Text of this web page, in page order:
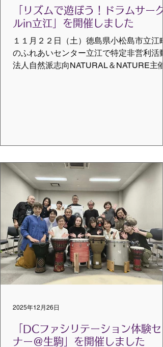
～」と何度もお母さんに話していたそうで
す。これからも誰でもが参加できるコミュ
ニティドラムサークルを地域に根
「リズムで遊ぼう！ドラムサーク
ルin立江」を開催しました
１１月２２日（土）徳島県小松島市立江町
のふれあいセンター立江で特定非営利活動
法人自然派志向NATURAL＆NATURE主催
体験のみの参加者を含めての体験会という
構成。講習会は１０名の参加を頂き、本当
に楽器の説明からの講習。そして、ドラム
サークルを作っていく体験、これはまさに
今まで身にまとい凝り固まっていた「これ
はこうだ」という既成概念を外す作業。そ
の後、実際に体験するために来る方々を受
け入れる準備となった。短い時間の中で、
本当に基礎的な事、言い換えるなら根幹と
なる部分を自然体で教わり、準備をする。
正直なところ、理論派の私からすると恐ろ
しめればOKというケセラセラ半分。でも
習会開始前の準備でトムトムが開場を歩き
回りながら音の一番良い所を選んで
「DCファシリテーション体験セ
ナー＠生駒」を開催しました
2025年12月26日